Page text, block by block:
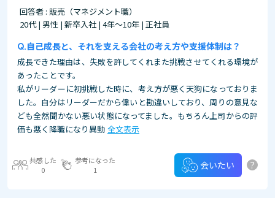
回答者 : 販売（マネジメント職）
20代 | 男性 | 新卒入社 | 4年～10年 | 正社員
自己成長と、それを支える会社の考え方や支援体制は？
成長できた理由は、失敗を許してくれまた挑戦させてくれる環境が
あったことです。
私がリーダーに初挑戦した時に、考え方が悪く天狗になっておりま
した。自分はリーダーだから偉いと勘違いしており、周りの意見な
ども全然聞かない悪い状態になってました。もちろん上司からの評
価も悪く降職になり異動 全文表示
共感した
0
参考になった
1
会いたい ?